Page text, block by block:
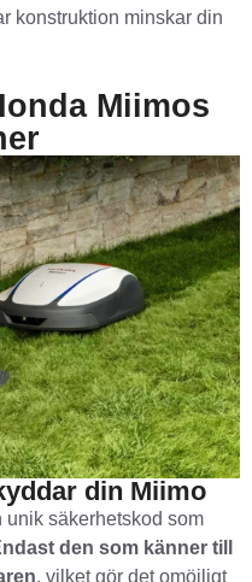
konstruktion minskar din
Miimos
din Miimo
unik säkerhetskod som
den som känner till
, vilket gör det omöjligt